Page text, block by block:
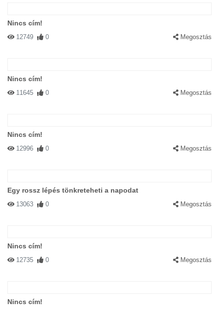
Nincs cím!
12749 0 Megosztás
Nincs cím!
11645 0 Megosztás
Nincs cím!
12996 0 Megosztás
Egy rossz lépés tönkreteheti a napodat
13063 0 Megosztás
Nincs cím!
12735 0 Megosztás
Nincs cím!